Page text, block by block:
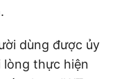
dùng được ủy
lòng thực hiện